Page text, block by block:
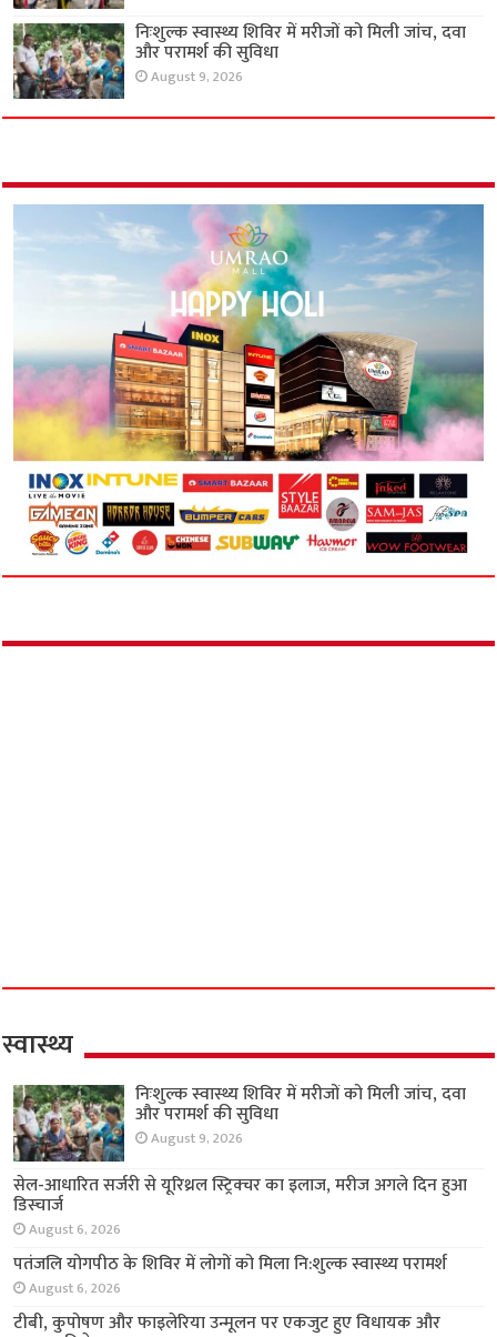
निःशुल्क स्वास्थ्य शिविर में मरीजों को मिली जांच, दवा
और परामर्श की सुविधा
August 9, 2026
स्वास्थ्य
निःशुल्क स्वास्थ्य शिविर में मरीजों को मिली जांच, दवा
और परामर्श की सुविधा
August 9, 2026
सेल-आधारित सर्जरी से यूरिथ्रल स्ट्रिक्चर का इलाज,
मरीज अगले दिन हुआ डिस्चार्ज
पतंजलि योगपीठ के शिविर में लोगों को मिला नि:शुल्क
August 6, 2026